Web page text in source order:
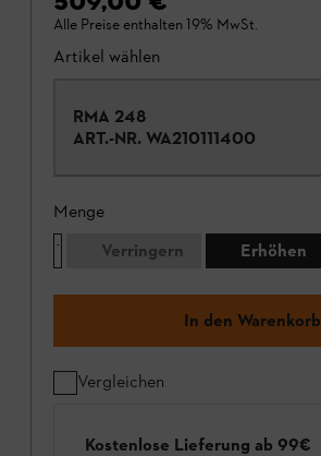
Alle Preise enthalten 19% MwSt.
Artikel wählen
RMA 248
ART.-NR. WA210111400
Menge
Verringern
Erhöhen
In den Warenkorb
Vergleichen
Kostenlose Lieferung ab 99€